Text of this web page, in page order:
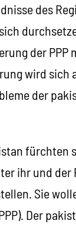
des
der PPP
wird sich
der
ihr und der
Sie
Der